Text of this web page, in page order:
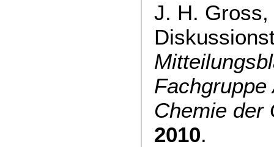
J. H. Gross,
Chemie der
2010.